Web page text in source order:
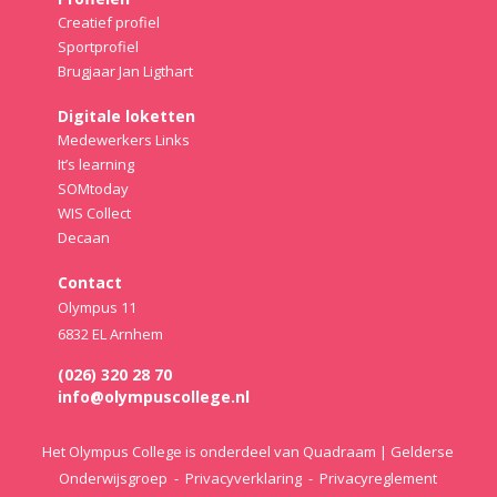
Creatief profiel
Sportprofiel
Brugjaar Jan Ligthart
Digitale loketten
Medewerkers Links
It’s learning
SOMtoday
WIS Collect
Decaan
Contact
Olympus 11
6832 EL Arnhem
(026) 320 28 70
info@olympuscollege.nl
Het Olympus College is onderdeel van Quadraam | Gelderse
Onderwijsgroep -Privacyverklaring -Privacyreglement